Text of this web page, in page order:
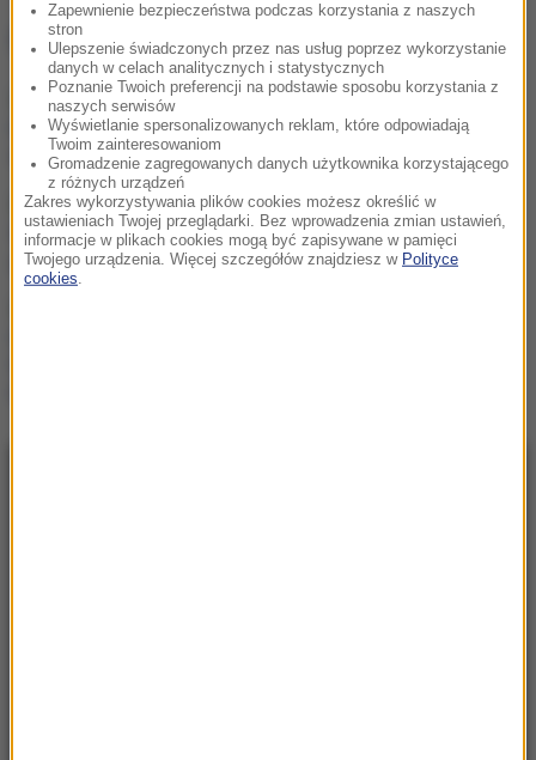
NAJWAŻNIEJSZE FAKTY
Takie zyski osiągnęły
banki. NBP podał
Polska wyprzedza Belgię i
Szwecję. Eurostat podał
gospodarcze dane
Zapewnienie bezpieczeństwa podczas korzystania z naszych
stron
Ulepszenie świadczonych przez nas usług poprzez wykorzystanie
danych w celach analitycznych i statystycznych
Poznanie Twoich preferencji na podstawie sposobu korzystania z
naszych serwisów
Wyświetlanie spersonalizowanych reklam, które odpowiadają
Twoim zainteresowaniom
Gromadzenie zagregowanych danych użytkownika korzystającego
z różnych urządzeń
Zakres wykorzystywania plików cookies możesz określić w
ustawieniach Twojej przeglądarki. Bez wprowadzenia zmian ustawień,
informacje w plikach cookies mogą być zapisywane w pamięci
Twojego urządzenia. Więcej szczegółów znajdziesz w Polityce
cookies